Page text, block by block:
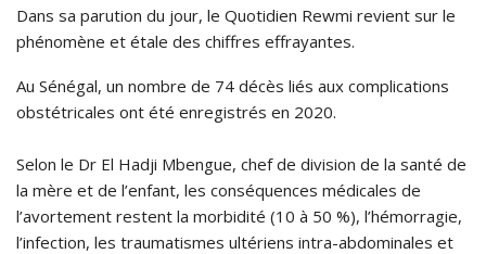
Dans sa parution du jour, le Quotidien Rewmi revient sur le
phénomène et étale des chiffres effrayantes.
Au Sénégal, un nombre de 74 décès liés aux complications
obstétricales ont été enregistrés en 2020.
Selon le Dr El Hadji Mbengue, chef de division de la santé de
la mère et de l’enfant, les conséquences médicales de
l’avortement restent la morbidité (10 à 50 %), l’hémorragie,
l’infection, les traumatismes ultériens intra-abdominales et